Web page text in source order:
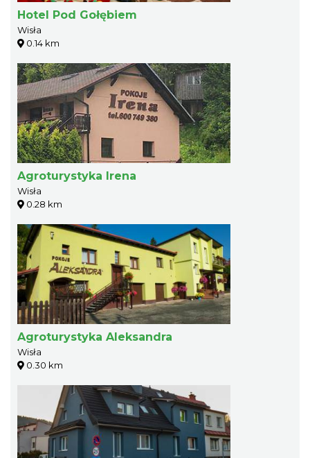
Hotel Pod Gołębiem
Wisła
0.14 km
Agroturystyka Irena
Wisła
0.28 km
Agroturystyka Aleksandra
Wisła
0.30 km